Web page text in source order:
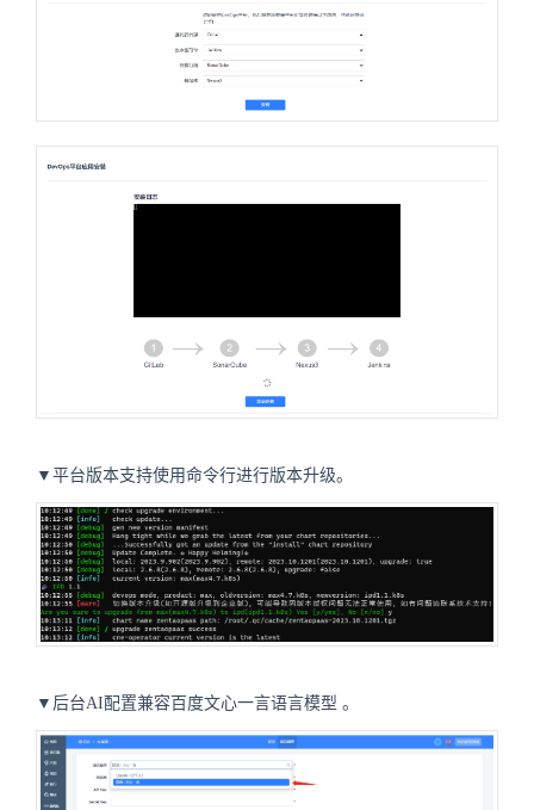
▼平台版本支持使用命令行进行版本升级。
▼后台AI配置兼容百度文心一言语言模型 。